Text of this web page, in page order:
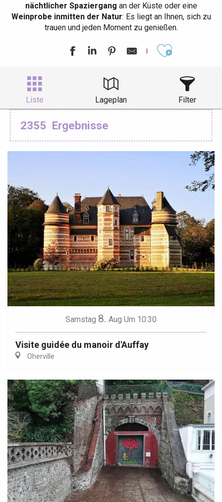
nächtlicher Spaziergang an der Küste oder eine
Weinprobe inmitten der Natur: Es liegt an Ihnen, sich zu
trauen und jeden Moment zu genießen.
Liste Lageplan Filter
2355 Ergebnisse
Samstag 8. Aug Um 10:30
Visite guidée du manoir d'Auffay
Oherville